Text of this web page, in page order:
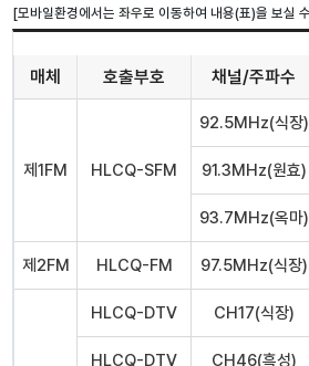
매체 호출부호 채널/주파수
제1FM HLCQ-SFM
92.5MHz(식장)
91.3MHz(원효)
93.7MHz(옥마)
제2FM HLCQ-FM 97.5MHz(식장)
HLCQ-DTV CH17(식장)
HLCQ-DTV CH46(흑성)